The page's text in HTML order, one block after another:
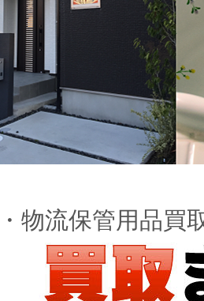
物流保管用品買